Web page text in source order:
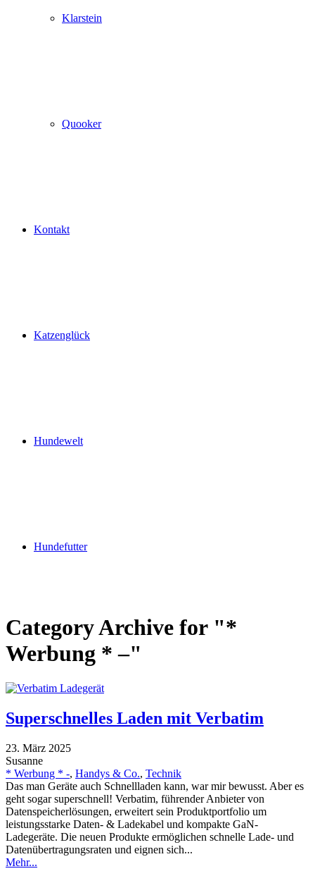
Klarstein
Quooker
Kontakt
Katzenglück
Hundewelt
Hundefutter
Category Archive for "*
Werbung * –"
Superschnelles Laden mit Verbatim
23. März 2025
Susanne
* Werbung * -, Handys & Co., Technik
Das man Geräte auch Schnellladen kann, war mir bewusst. Aber es
geht sogar superschnell! Verbatim, führender Anbieter von
Datenspeicherlösungen, erweitert sein Produktportfolio um
leistungsstarke Daten- & Ladekabel und kompakte GaN-
Ladegeräte. Die neuen Produkte ermöglichen schnelle Lade- und
Datenübertragungsraten und eignen sich...
Mehr...